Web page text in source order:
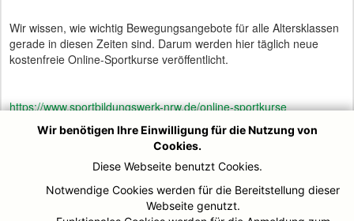
Wir wissen, wie wichtig Bewegungsangebote für alle Altersklassen
gerade in diesen Zeiten sind. Darum werden hier täglich neue
kostenfreie Online-Sportkurse veröffentlicht.
https://www.sportbildungswerk-nrw.de/online-sportkurse
Viel Spaß dabei und berichtet ggf einmal, wir Ihr die sportlichen
online-Angebote findet und ob Ihr mitgemacht habt.
Mit sportlichen Grüßen
Wir benötigen Ihre Einwilligung für die Nutzung von
Cookies.
Diese Webseite benutzt Cookies.
Notwendige Cookies werden für die Bereitstellung dieser
Webseite genutzt.